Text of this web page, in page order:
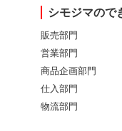
シモジマので
販売部門
営業部門
商品企画部門
仕入部門
物流部門